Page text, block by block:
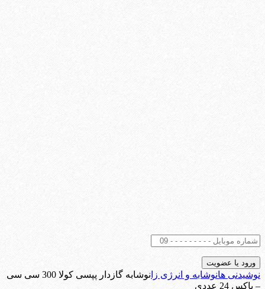
نوشیدنی هانوشابه و انرژی زا
نوشابه گازدار پپسی کولا 300 سی سی
– باکس 24 عددی